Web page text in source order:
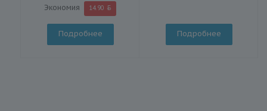
Экономия 14.90
Подробнее Подробнее